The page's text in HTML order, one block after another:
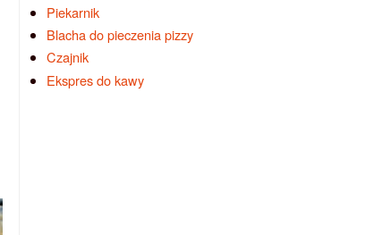
Piekarnik
Blacha do pieczenia pizzy
Czajnik
Ekspres do kawy